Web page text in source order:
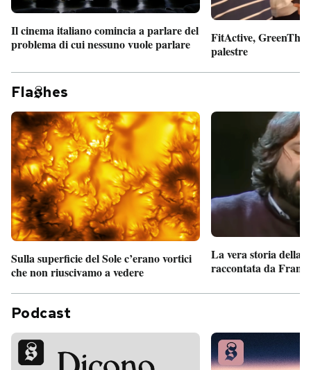
Il cinema italiano comincia a parlare del
problema di cui nessuno vuole parlare
FitActive,
palestre
Fla hes
Sulla superficie del Sole c’erano vortici
che non riuscivamo a vedere
La vera storia della
raccontata da
Podcast